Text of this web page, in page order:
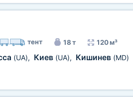
тент 18 т 120 м³
(UA), Киев (UA), Кишинев (MD)